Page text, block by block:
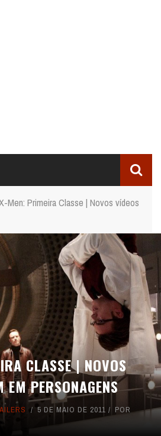
Men: Primeira Classe | Novos vídeos
CLASSE | NOVOS
EM PERSONAGENS
5 DE MAIO DE 2011
POR